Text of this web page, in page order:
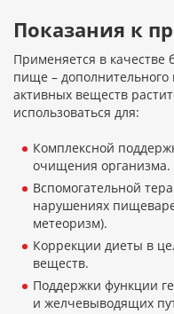
Показания к
Применяется в качестве
пище – дополнительного
активных веществ
использоваться для:
Комплексной
очищения организма.
Вспомогательной
нарушениях
метеоризм).
Коррекции диеты в
веществ.
Поддержки функции
и желчевыводящих